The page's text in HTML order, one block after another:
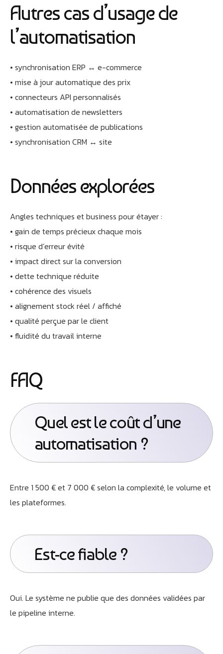
Autres cas d’usage de
l’automatisation
• synchronisation ERP ↔ e-commerce
• mise à jour automatique des prix
• connecteurs API personnalisés
• automatisation de newsletters
• gestion automatisée de publications
• synchronisation CRM ↔ site
Données explorées
Angles techniques et business pour étayer :
• gain de temps précieux chaque mois
• risque d’erreur évité
• impact direct sur la conversion
• dette technique réduite
• cohérence des visuels
• alignement stock réel / affiché
• qualité perçue par le client
• fluidité du travail interne
FAQ
Quel est le coût d’une
automatisation ?
Entre 1 500 € et 7 000 € selon la complexité, le volume et
les plateformes.
Est-ce fiable ?
Oui. Le système ne publie que des données validées par
le pipeline interne.